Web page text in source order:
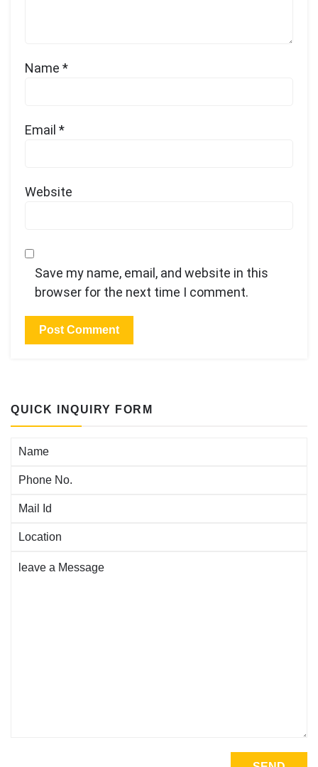
Name *
Email *
Website
Save my name, email, and website in this
browser for the next time I comment.
QUICK INQUIRY FORM